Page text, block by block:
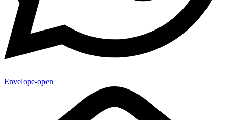
Envelope-open